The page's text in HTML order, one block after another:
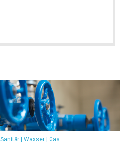
Sanitär | Wasser | Gas